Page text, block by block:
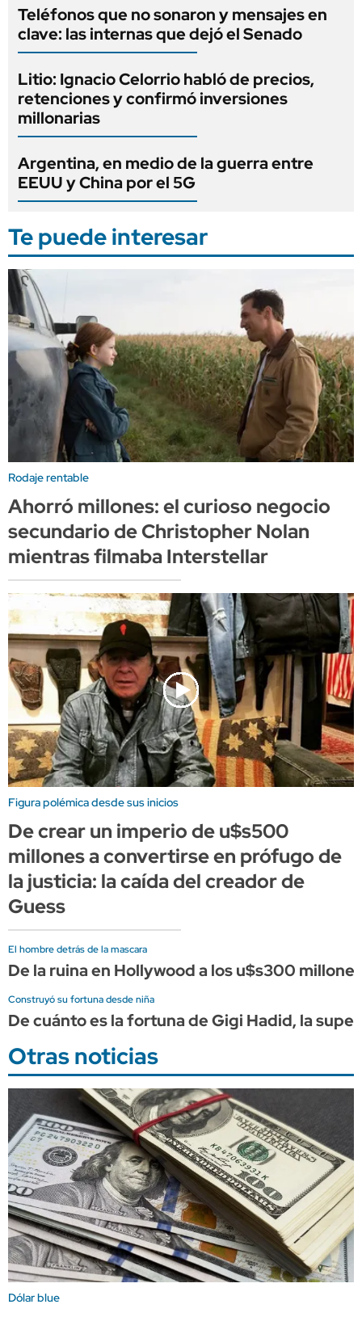
Teléfonos que no sonaron y mensajes en
clave: las internas que dejó el Senado
Litio: Ignacio Celorrio habló de precios,
retenciones y confirmó inversiones
millonarias
Argentina, en medio de la guerra entre
EEUU y China por el 5G
Te puede interesar
Rodaje rentable
Ahorró millones: el curioso negocio
secundario de Christopher Nolan
mientras filmaba Interstellar
Figura polémica desde sus inicios
De crear un imperio de u$s500
millones a convertirse en prófugo de
la justicia: la caída del creador de
Guess
El hombre detrás de la mascara
De la ruina en Hollywood a los u$s300
Construyó su fortuna desde niña
De cuánto es la fortuna de Gigi Hadid, la
Otras noticias
Dólar blue